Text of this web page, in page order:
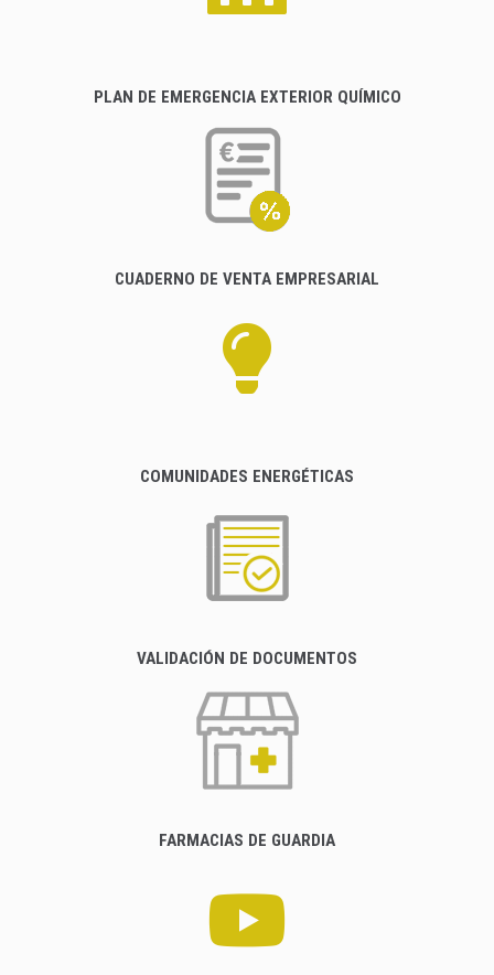
PLAN DE EMERGENCIA EXTERIOR QUÍMICO
CUADERNO DE VENTA EMPRESARIAL
COMUNIDADES ENERGÉTICAS
VALIDACIÓN DE DOCUMENTOS
FARMACIAS DE GUARDIA